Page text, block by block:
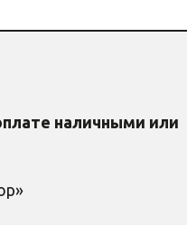
наличными или